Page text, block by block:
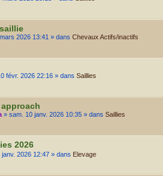
2026 13:41 » dans Chevaux Actifs/inactifs
févr. 2026 22:16 » dans Saillies
» sam. 10 janv. 2026 10:35 » dans Saillies
2026
janv. 2026 12:47 » dans Elevage